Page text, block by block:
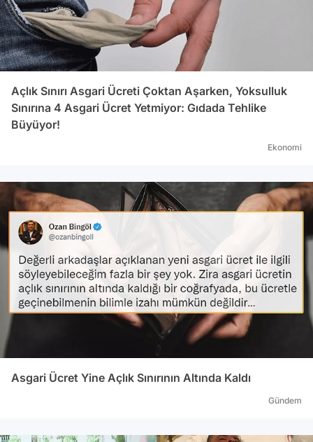
Açlık Sınırı Asgari Ücreti Çoktan Aşarken, Yoksulluk
Sınırına 4 Asgari Ücret Yetmiyor: Gıdada Tehlike
Büyüyor!
Ekonomi
Asgari Ücret Yine Açlık Sınırının Altında Kaldı
Gündem